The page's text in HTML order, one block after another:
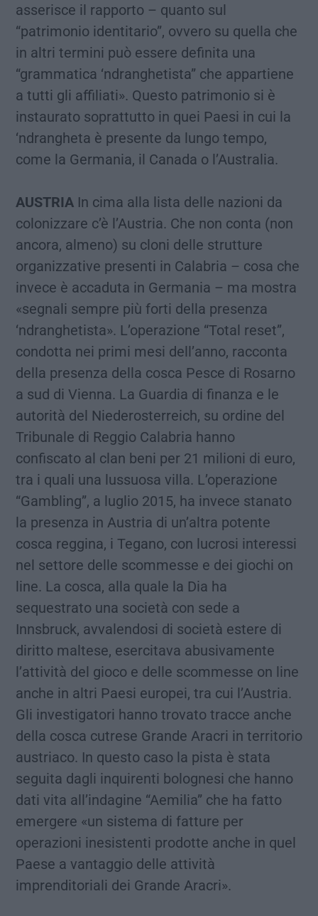
asserisce il rapporto – quanto sul
“patrimonio identitario”, ovvero su quella che
in altri termini può essere definita una
“grammatica ‘ndranghetista” che appartiene
a tutti gli affiliati». Questo patrimonio si è
instaurato soprattutto in quei Paesi in cui la
‘ndrangheta è presente da lungo tempo,
come la Germania, il Canada o l’Australia.
AUSTRIA In cima alla lista delle nazioni da
colonizzare c’è l’Austria. Che non conta (non
ancora, almeno) su cloni delle strutture
organizzative presenti in Calabria – cosa che
invece è accaduta in Germania – ma mostra
«segnali sempre più forti della presenza
‘ndranghetista». L’operazione “Total reset”,
condotta nei primi mesi dell’anno, racconta
della presenza della cosca Pesce di Rosarno
a sud di Vienna. La Guardia di finanza e le
autorità del Niederosterreich, su ordine del
Tribunale di Reggio Calabria hanno
confiscato al clan beni per 21 milioni di euro,
tra i quali una lussuosa villa. L’operazione
“Gambling”, a luglio 2015, ha invece stanato
la presenza in Austria di un’altra potente
cosca reggina, i Tegano, con lucrosi interessi
nel settore delle scommesse e dei giochi on
line. La cosca, alla quale la Dia ha
sequestrato una società con sede a
Innsbruck, avvalendosi di società estere di
diritto maltese, esercitava abusivamente
l’attività del gioco e delle scommesse on line
anche in altri Paesi europei, tra cui l’Austria.
Gli investigatori hanno trovato tracce anche
della cosca cutrese Grande Aracri in territorio
austriaco. In questo caso la pista è stata
seguita dagli inquirenti bolognesi che hanno
dati vita all’indagine “Aemilia” che ha fatto
emergere «un sistema di fatture per
operazioni inesistenti prodotte anche in quel
Paese a vantaggio delle attività
imprenditoriali dei Grande Aracri».